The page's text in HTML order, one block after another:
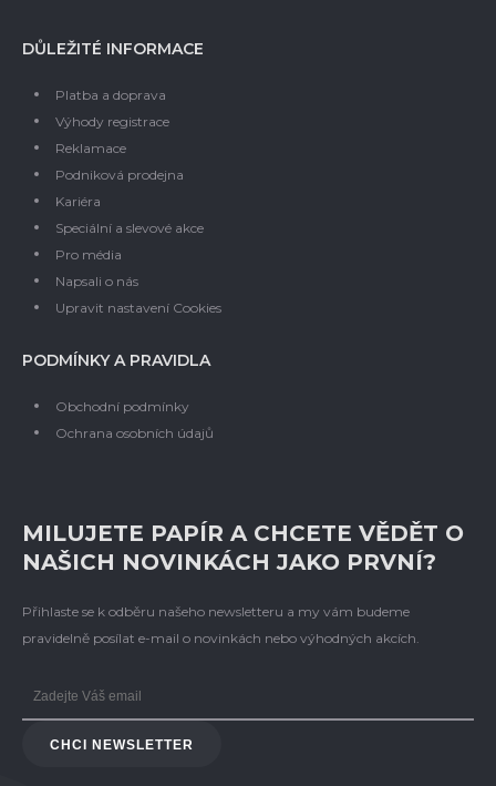
DŮLEŽITÉ INFORMACE
Platba a doprava
Výhody registrace
Reklamace
Podniková prodejna
Kariéra
Speciální a slevové akce
Pro média
Napsali o nás
Upravit nastavení Cookies
PODMÍNKY A PRAVIDLA
Obchodní podmínky
Ochrana osobních údajů
MILUJETE PAPÍR A CHCETE VĚDĚT O
NAŠICH NOVINKÁCH JAKO PRVNÍ?
Přihlaste se k odběru našeho newsletteru a my vám budeme
pravidelně posílat e-mail o novinkách nebo výhodných akcích.
CHCI NEWSLETTER